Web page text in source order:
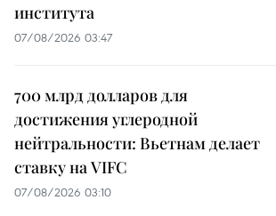
института
07/08/2026 03:47
700 млрд долларов для
достижения углеродной
нейтральности: Вьетнам делает
ставку на VIFC
07/08/2026 03:10